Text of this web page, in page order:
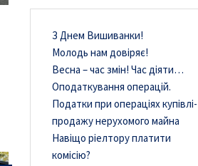
З Днем Вишиванки!
Молодь нам довіряє!
Весна – час змін! Час діяти…
Оподаткування операцій.
Податки при операціях купівлі-
продажу нерухомого майна
Навіщо ріелтору платити
комісію?